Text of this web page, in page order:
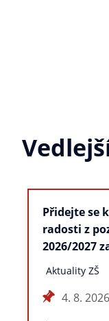
Přidejte se
radosti z
2026/2027
Aktuality ZŠ
4. 8. 2026